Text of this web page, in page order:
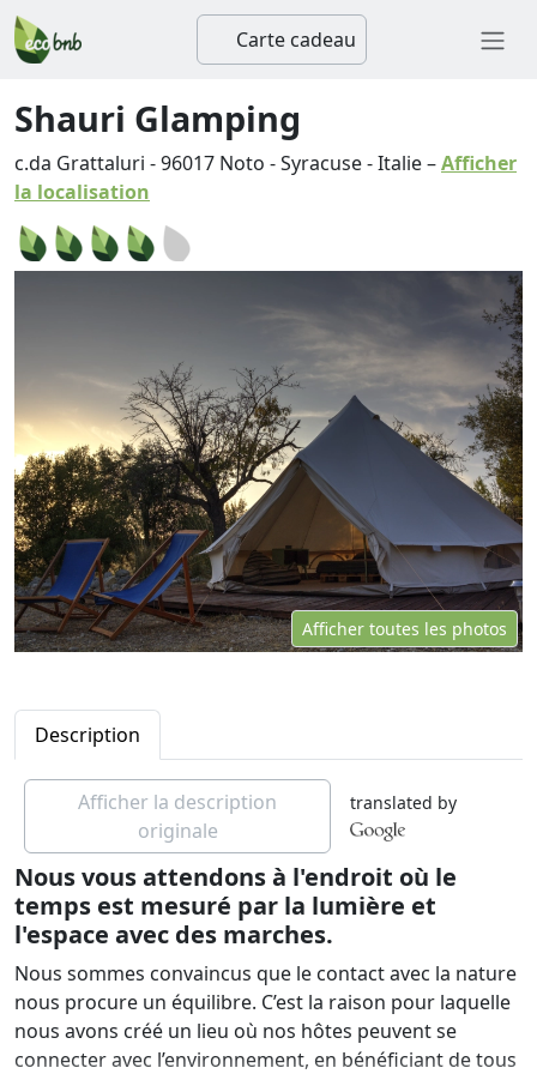
Carte cadeau
Shauri Glamping
c.da Grattaluri -96017 Noto -Syracuse-Italie–Afficher
la localisation
Afficher toutes les photos
Description
Afficher la description
originale
translated by
Nous vous attendons à l'endroit où le
temps est mesuré par la lumière et
l'espace avec des marches.
Nous sommes convaincus que le contact avec la nature
nous procure un équilibre. C’est la raison pour laquelle
nous avons créé un lieu où nos hôtes peuvent se
connecter avec l’environnement, en bénéficiant de tous